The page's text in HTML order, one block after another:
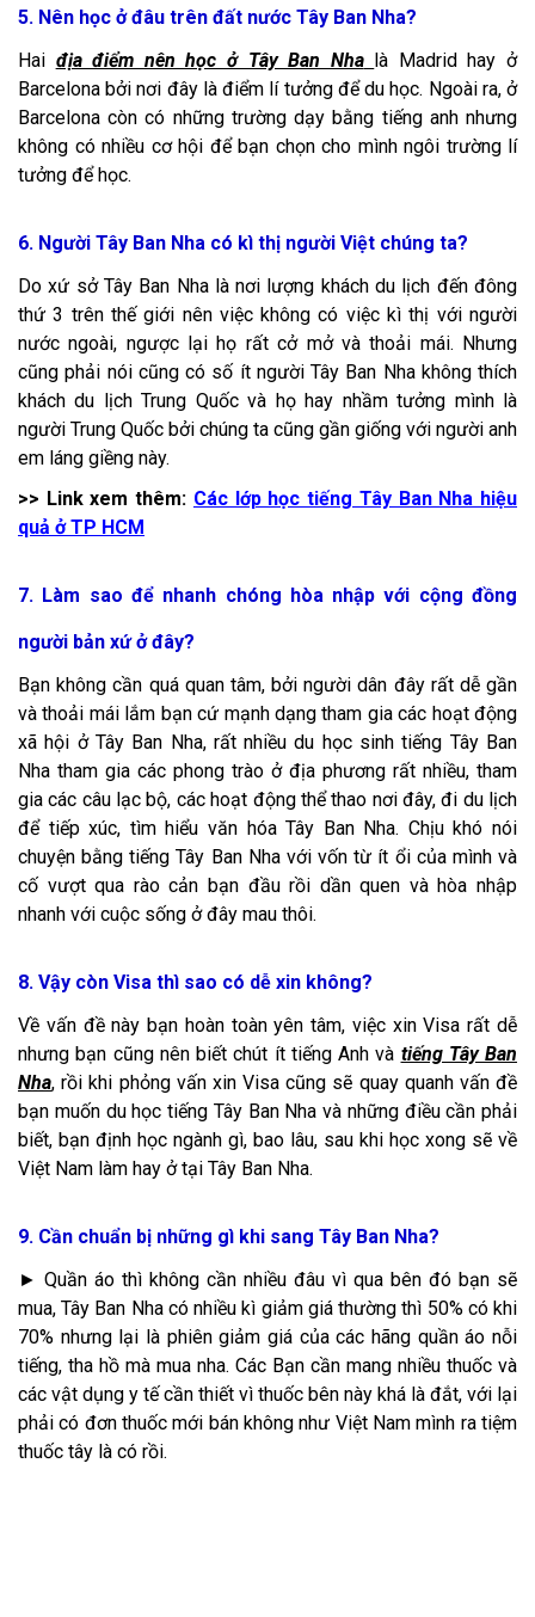
5. Nên học ở đâu trên đất nước Tây Ban Nha?
Hai địa điểm nên học ở Tây Ban Nha là Madrid hay ở
Barcelona bởi nơi đây là điểm lí tưởng để du học. Ngoài ra, ở
Barcelona còn có những trường dạy bằng tiếng anh nhưng
không có nhiều cơ hội để bạn chọn cho mình ngôi trường lí
tưởng để học.
6. Người Tây Ban Nha có kì thị người Việt chúng ta?
Do xứ sở Tây Ban Nha là nơi lượng khách du lịch đến đông
thứ 3 trên thế giới nên việc không có việc kì thị với người
nước ngoài, ngược lại họ rất cở mở và thoải mái. Nhưng
cũng phải nói cũng có số ít người Tây Ban Nha không thích
khách du lịch Trung Quốc và họ hay nhầm tưởng mình là
người Trung Quốc bởi chúng ta cũng gần giống với người anh
em láng giềng này.
>> Link xem thêm: Các lớp học tiếng Tây Ban Nha hiệu
quả ở TP HCM
7. Làm sao để nhanh chóng hòa nhập với cộng đồng
người bản xứ ở đây?
Bạn không cần quá quan tâm, bởi người dân đây rất dễ gần
và thoải mái lắm bạn cứ mạnh dạng tham gia các hoạt động
xã hội ở Tây Ban Nha, rất nhiềudu học sinh tiếng Tây Ban
Nha tham gia các phong trào ở địa phương rất nhiều, tham
gia các câu lạc bộ, các hoạt động thể thao nơi đây, đi du lịch
để tiếp xúc, tìm hiểu văn hóa Tây Ban Nha. Chịu khó nói
chuyện bằng tiếng Tây Ban Nha với vốn từ ít ổi của mình và
cố vượt qua rào cản bạn đầu rồi dần quen và hòa nhập
nhanh với cuộc sống ở đây mau thôi.
8. Vậy còn Visa thì sao có dễ xin không?
Về vấn đề này bạn hoàn toàn yên tâm, việc xin Visa rất dễ
nhưng bạn cũng nên biết chút ít tiếng Anh và tiếng Tây Ban
Nha, rồi khi phỏng vấn xin Visa cũng sẽ quay quanh vấn đề
bạn muốn du học tiếng Tây Ban Nha và những điều cần phải
biết, bạn định học ngành gì, bao lâu, sau khi học xong sẽ về
Việt Nam làm hay ở tại Tây Ban Nha.
9. Cần chuẩn bị những gì khi sang Tây Ban Nha?
► Quần áo thì không cần nhiều đâu vì qua bên đó bạn sẽ
mua, Tây Ban Nha có nhiều kì giảm giá thường thì 50% có khi
70% nhưng lại là phiên giảm giá của các hãng quần áo nỗi
tiếng, tha hồ mà mua nha. Các Bạn cần mang nhiều thuốc và
các vật dụng y tế cần thiết vì thuốc bên này khá là đắt, với lại
phải có đơn thuốc mới bán không như Việt Nam mình ra tiệm
thuốc tây là có rồi.